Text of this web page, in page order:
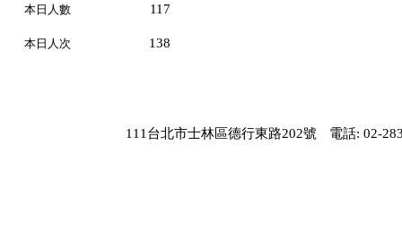
本日人數 117
本日人次 138
111台北市士林區德行東路202號 電話: 02-